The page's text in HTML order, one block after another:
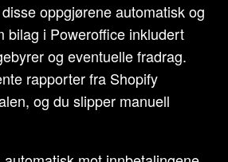
oppgjørene automatisk og
bilag i Poweroffice inkludert
og eventuelle fradrag.
rapporter fra Shopify
og du slipper manuell